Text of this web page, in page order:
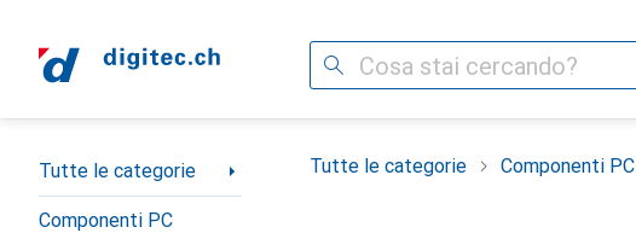
Cerca
Categoria Navigazione
Tutte le categorie
Componenti PC
Tutte le categorie Componenti PC